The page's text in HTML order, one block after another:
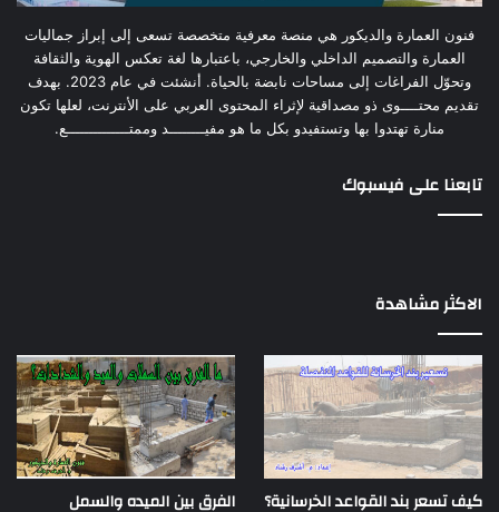
فنون العمارة والديكور هي منصة معرفية متخصصة تسعى إلى إبراز جماليات
العمارة والتصميم الداخلي والخارجي، باعتبارها لغة تعكس الهوية والثقافة
وتحوّل الفراغات إلى مساحات نابضة بالحياة. أنشئت في عام 2023. بهدف
تقديم محتــــوى ذو مصداقية لإثراء المحتوى العربي على الأنترنت، لعلها تكون
منارة تهتدوا بها وتستفيدو بكل ما هو مفيــــــــد وممتــــــــــــــع.
تابعنا على فيسبوك
الاكثر مشاهدة
كيف تسعر بند القواعد الخرسانية؟
الفرق بين الميده والسمل